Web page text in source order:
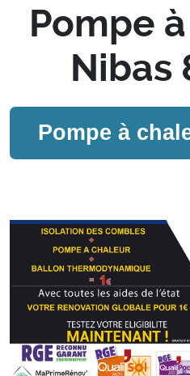
Pompe
Nibas
Pompe à